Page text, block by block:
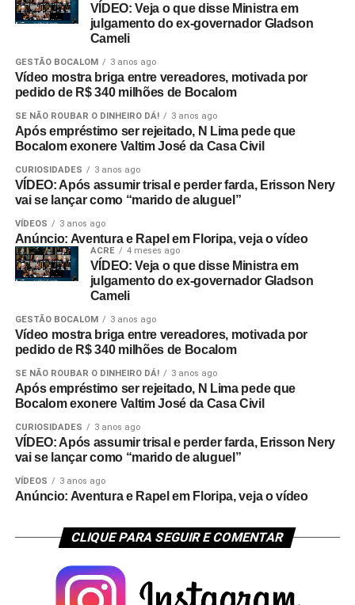
VÍDEO: Veja o que disse Ministra em
julgamento do ex-governador Gladson
Cameli
GESTÃO BOCALOM 3 anos ago
Vídeo mostra briga entre vereadores, motivada por
pedido de R$ 340 milhões de Bocalom
SE NÃO ROUBAR O DINHEIRO DÁ! 3 anos ago
Após empréstimo ser rejeitado, N Lima pede que
Bocalom exonere Valtim José da Casa Civil
CURIOSIDADES 3 anos ago
VÍDEO: Após assumir trisal e perder farda, Erisson Nery
vai se lançar como “marido de aluguel”
VÍDEOS 3 anos ago
Anúncio: Aventura e Rapel em Floripa, veja o vídeo
ACRE 4 meses ago
VÍDEO: Veja o que disse Ministra em
julgamento do ex-governador Gladson
Cameli
GESTÃO BOCALOM 3 anos ago
Vídeo mostra briga entre vereadores, motivada por
pedido de R$ 340 milhões de Bocalom
SE NÃO ROUBAR O DINHEIRO DÁ! 3 anos ago
Após empréstimo ser rejeitado, N Lima pede que
Bocalom exonere Valtim José da Casa Civil
CURIOSIDADES 3 anos ago
VÍDEO: Após assumir trisal e perder farda, Erisson Nery
vai se lançar como “marido de aluguel”
VÍDEOS 3 anos ago
Anúncio: Aventura e Rapel em Floripa, veja o vídeo
CLIQUE PARA SEGUIR E COMENTAR